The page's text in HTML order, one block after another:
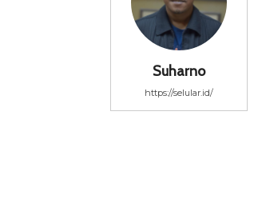
Suharno
https://selular.id/